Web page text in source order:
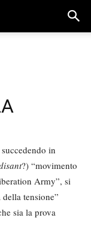
in
?) “movimento
Army”, si
tensione”
sia la prova